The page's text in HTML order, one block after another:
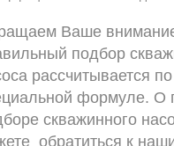
Ваше
подбор
рассчитывается по
формуле. О
скважинного
обратиться к